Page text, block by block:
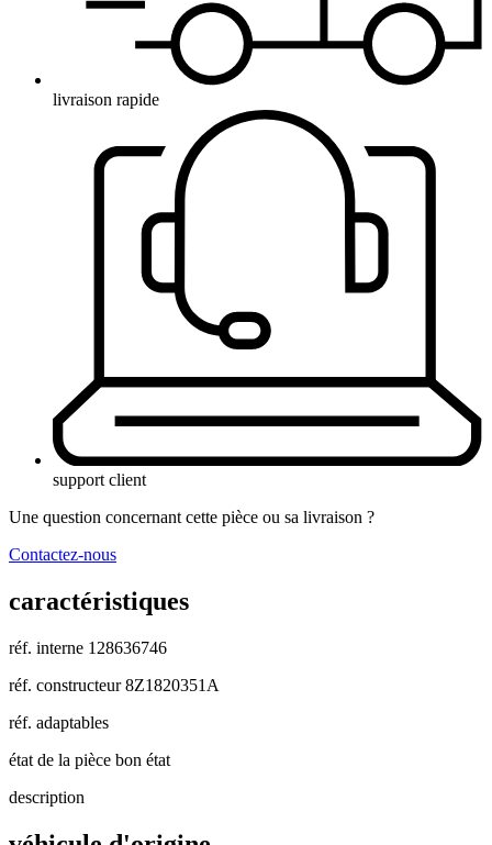
livraison rapide
support client
Une question concernant cette pièce ou sa livraison ?
Contactez-nous
caractéristiques
réf. interne 128636746
réf. constructeur 8Z1820351A
réf. adaptables
état de la pièce bon état
description